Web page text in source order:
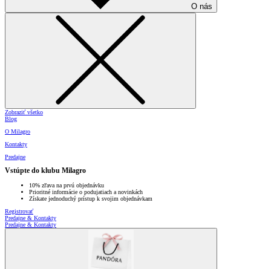
O nás
Zobraziť všetko
Blog
O Milagro
Kontakty
Predajne
Vstúpte do klubu Milagro
10% zľava na prvú objednávku
Prioritné informácie o podujatiach a novinkách
Získate jednoduchý prístup k svojim objednávkam
Registrovať
Predajne & Kontakty
Predajne & Kontakty